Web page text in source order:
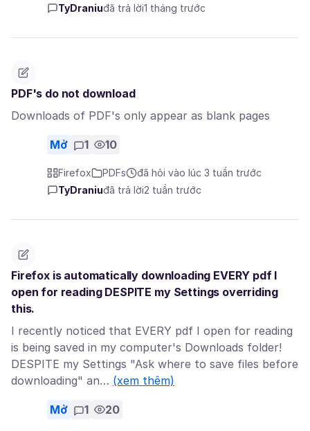
TyDraniuđã trả lời1 tháng trước
PDF's do not download
Downloads of PDF's only appear as blank pages
Mở 1 10
Firefox PDFs
đã hỏi vào lúc 3 tuần trước
TyDraniuđã trả lời2 tuần trước
Firefox is automatically downloading EVERY pdf I
open for reading DESPITE my Settings overriding
this.
I recently noticed that EVERY pdf I open for reading
is being saved in my computer's Downloads folder!
DESPITE my Settings "Ask where to save files before
downloading" an… (xem thêm)
Mở 1 20